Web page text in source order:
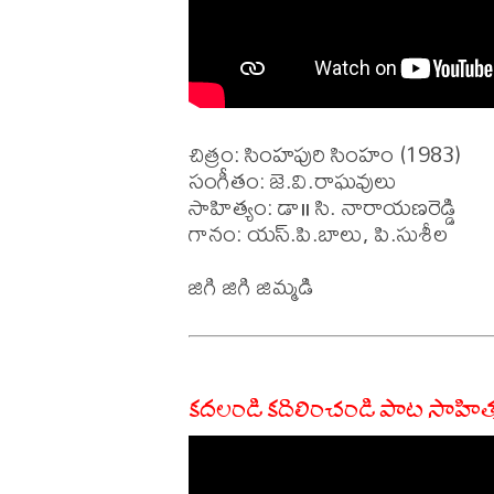
చిత్రం: సింహపురి సింహం (1983)
సంగీతం: జె.వి.రాఘవులు
సాహిత్యం: డా॥ సి. నారాయణరెడ్డి
గానం: యస్.పి.బాలు, పి.సుశీల
కదలండి కదిలించండి పాట